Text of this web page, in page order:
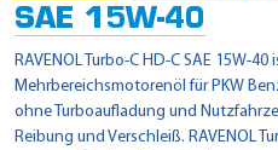
SAE 15W-40
RAVENOL Turbo-C HD-C SAE 15W-
Mehrbereichsmotorenöl für PKW
ohne Turboaufladung und
Reibung und Verschleiß. RAVENOL